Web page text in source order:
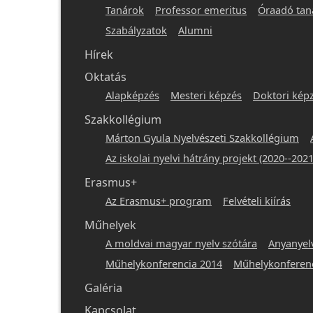
hunlang
Tanárok Professor emeritus Óraadó
Szabályzatok
Alumni
Hírek
Oktatás
Alapképzés Mesteri képzés Doktori
Szakkollégium
Márton Gyula Nyelvészeti Szakkollégium
Az iskolai nyelvi hátrány projekt (2020--
Erasmus+
Az Erasmus+ program Felvételi kiírás
Műhelyek
A moldvai magyar nyelv szótára
Műhelykonferencia 2014
Galéria